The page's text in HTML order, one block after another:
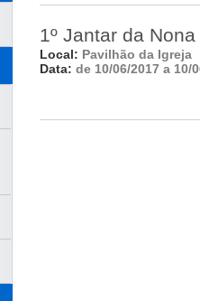
1º Jantar da
Local: Pavilhão da Igreja
Data: de 10/06/2017 a 10/